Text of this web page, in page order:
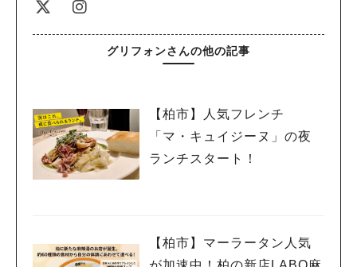
グリフォンさんの他の記事
【柏市】人気フレンチ
「マ・キュイジーヌ」の夜
ランチスタート！
【柏市】マーラータン人気